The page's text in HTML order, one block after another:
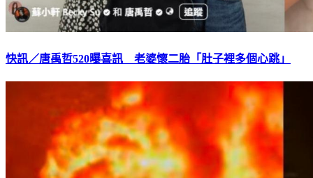
快訊／唐禹哲520曝喜訊 老婆懷二胎「肚子裡多個心跳」